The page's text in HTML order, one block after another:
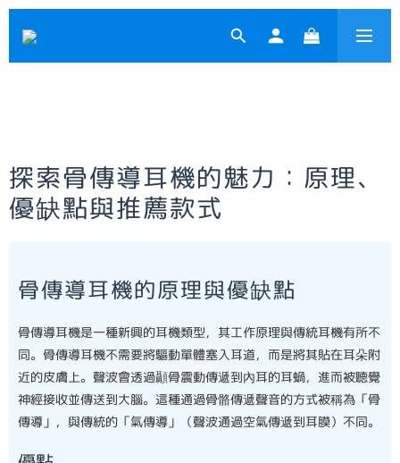
探索骨傳導耳機的魅力：原理、
優缺點與推薦款式
骨傳導耳機的原理與優缺點
骨傳導耳機是一種新興的耳機類型，其工作原理與傳統耳機有所不
同。骨傳導耳機不需要將驅動單體塞入耳道，而是將其貼在耳朵附
近的皮膚上。聲波會透過顳骨震動傳遞到內耳的耳蝸，進而被聽覺
神經接收並傳送到大腦。這種通過骨骼傳遞聲音的方式被稱為「骨
傳導」，與傳統的「氣傳導」（聲波通過空氣傳遞到耳膜）不同。